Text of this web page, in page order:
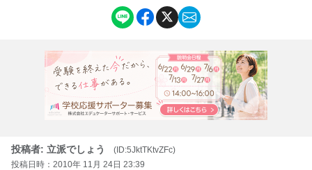
投稿者: 立派でしょう
(ID:5JktTKtvZFc)
投稿日時：2010年 11月 24日 23:39